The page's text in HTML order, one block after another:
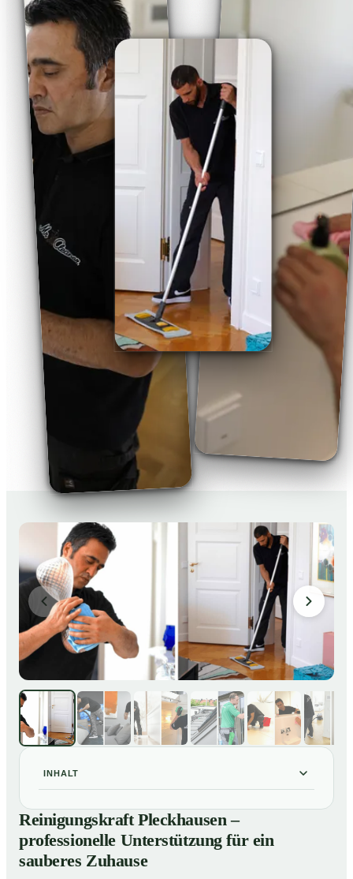
INHALT
01Reinigungskraft Pleckhausen – professionelle
Unterstützung für ein sauberes Zuhause
02 Unsere Leistungen im Überblick
Reinigungskraft Pleckhausen –
professionelle Unterstützung für ein
sauberes Zuhause